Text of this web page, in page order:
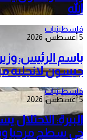
الله
فلسطينيات
5 أغسطس، 2026
باسم الرئيس:
جيسون لانجليه
فلسطينيات
5 أغسطس، 2026
البيرة:
حي سطح مرحبا